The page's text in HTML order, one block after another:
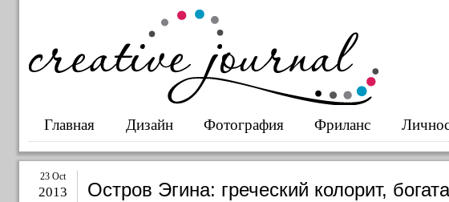
Главная Дизайн Фотография Фриланс
23 Oct
2013 Остров Эгина: греческий колорит,